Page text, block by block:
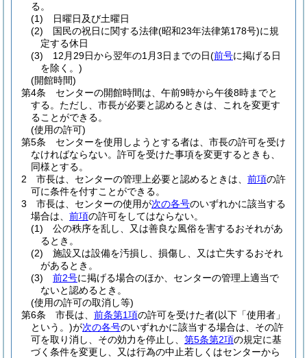
る。
(1)
日曜日及び土曜日
(2)
国民の祝日に関する法律(昭和23年法律第178号)に規
定する休日
(3)
12月29日から翌年の1月3日までの日(前号に掲げる日
を除く。)
(開館時間)
第4条
センターの開館時間は、午前9時から午後8時までと
する。 ただし、市長が必要と認めるときは、これを変更す
ることができる。
(使用の許可)
第5条
センターを使用しようとする者は、市長の許可を受け
なければならない。 許可を受けた事項を変更するときも、
同様とする。
2
市長は、センターの管理上必要と認めるときは、 前項の許
可に条件を付すことができる。
3
市長は、センターの使用が次の各号のいずれかに該当する
場合は、 前項の許可をしてはならない。
(1)
公の秩序を乱し、又は善良な風俗を害するおそれがあ
るとき。
(2)
施設又は設備を汚損し、損傷し、又は亡失するおそれ
があるとき。
(3)
前2号に掲げる場合のほか、センターの管理上適当で
ないと認めるとき。
(使用の許可の取消し等)
第6条
市長は、 前条第1項の許可を受けた者(以下「使用者」
という。)が次の各号のいずれかに該当する場合は、その許
可を取り消し、その効力を停止し、 第5条第2項の規定に基
づく条件を変更し、又は行為の中止若しくはセンターから